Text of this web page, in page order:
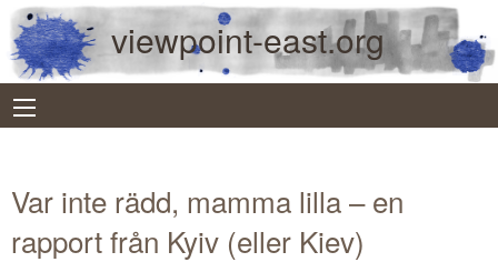
viewpoint-east.org
Var inte rädd, mamma lilla – en
rapport från Kyiv (eller Kiev)